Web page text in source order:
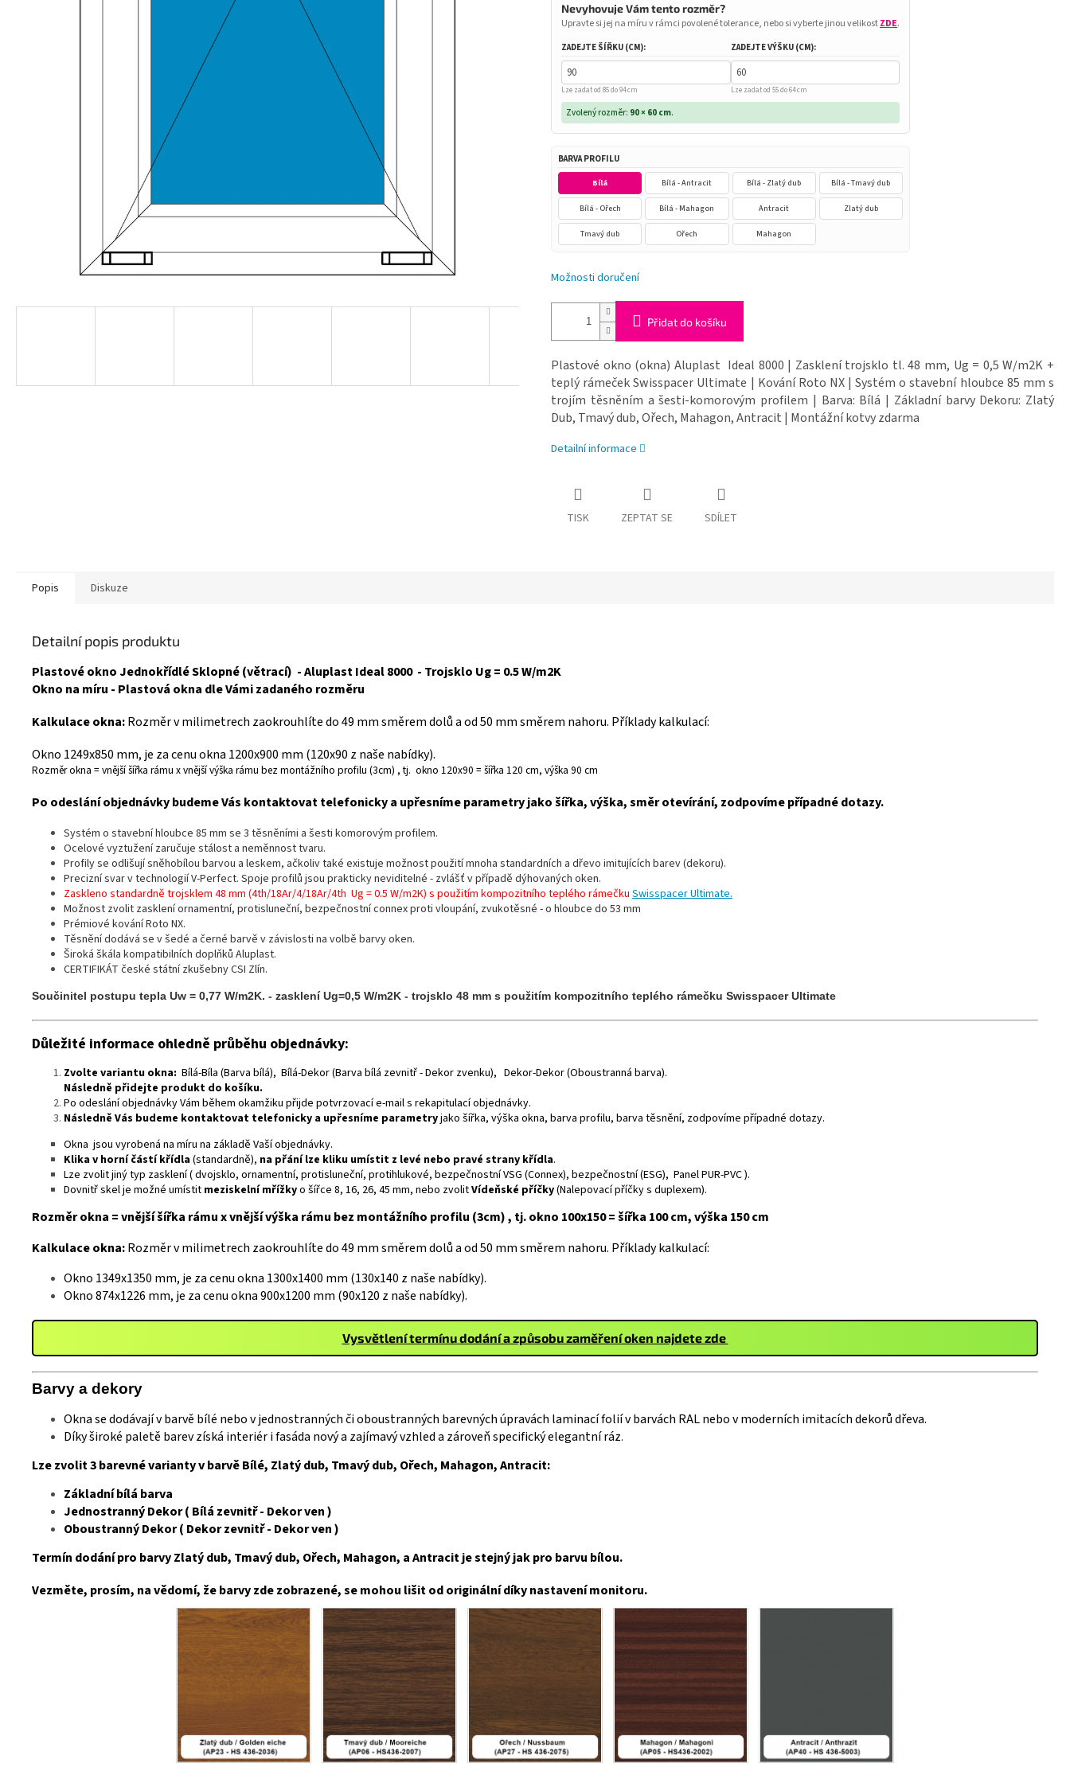
Nevyhovuje Vám tento rozměr?
Upravte si jej na míru v rámci povolené tolerance, nebo si vyberte jinou velikostZDE.
ZADEJTE ŠÍŘKU (CM):
Lze zadat od 85 do 94 cm
ZADEJTE VÝŠKU (CM):
Lze zadat od 55 do 64 cm
Zvolený rozměr: 90 × 60 cm.
BARVA PROFILU
Bílá Bílá - Antracit Bílá - Zlatý dub Bílá - Tmavý dub
Bílá - Ořech Bílá - Mahagon Antracit Zlatý dub
Tmavý dub Ořech Mahagon
Možnosti doručení
Přidat do košíku
Plastové okno (okna) Aluplast Ideal 8000 | Zasklení trojsklo tl. 48 mm, Ug = 0,5 W/m2K +
teplý rámeček Swisspacer Ultimate | Kování Roto NX | Systém o stavební hloubce 85 mm s
trojím těsněním a šesti-komorovým profilem | Barva: Bílá | Základní barvy Dekoru: Zlatý
Dub, Tmavý dub, Ořech, Mahagon, Antracit | Montážní kotvy zdarma
Detailní informace
TISK ZEPTAT SE SDÍLET
Popis Diskuze
Detailní popis produktu
Plastové okno Jednokřídlé Sklopné (větrací) - Aluplast Ideal 8000 - Trojsklo Ug = 0.5 W/m2K
Okno na míru - Plastová okna dle Vámi zadaného rozměru
Kalkulace okna:Rozměr v milimetrech zaokrouhlíte do 49 mm směrem dolů a od 50 mm směrem nahoru. Příklady kalkulací:
Okno 1249x850 mm, je za cenu okna 1200x900 mm (120x90 z naše nabídky).
Rozměr okna = vnější šířka rámu x vnější výška rámu bez montážního profilu (3cm) , tj. okno 120x90 = šířka 120 cm, výška 90 cm
Po odeslání objednávky budeme Vás kontaktovat telefonicky a upřesníme parametry jako šířka, výška, směr otevírání, zodpovíme případné dotazy.
Systém o stavební hloubce 85 mm se 3 těsněními a šesti komorovým profilem.
Ocelové vyztužení zaručuje stálost a neměnnost tvaru.
Profily se odlišují sněhobílou barvou a leskem, ačkoliv také existuje možnost použití mnoha standardních a dřevo imitujících barev (dekoru).
Precizní svar v technologií V-Perfect. Spoje profilů jsou prakticky neviditelné - zvlášť v případě dýhovaných oken.
Zaskleno standardně trojsklem 48 mm (4th/18Ar/4/18Ar/4th Ug = 0.5 W/m2K) s použitím kompozitního teplého rámečku Swisspacer Ultimate.
Možnost zvolit zasklení ornamentní, protisluneční, bezpečnostní connex proti vloupání, zvukotěsné - o hloubce do 53 mm
Prémiové kování Roto NX.
Těsnění dodává se v šedé a černé barvě v závislosti na volbě barvy oken.
Široká škála kompatibilních doplňků Aluplast.
CERTIFIKÁT české státní zkušebny CSI Zlín.
Součinitel postupu tepla Uw = 0,77 W/m2K. - zasklení Ug=0,5 W/m2K - trojsklo 48 mm s použitím kompozitního teplého rámečku Swisspacer Ultimate
Důležité informace ohledně průběhu objednávky:
Zvolte variantu okna: Bílá-Bíla (Barva bílá), Bílá-Dekor (Barva bílá zevnitř - Dekor zvenku), Dekor-Dekor (Oboustranná barva).
Následně přidejte produkt do košíku.
Po odeslání objednávky Vám během okamžiku přijde potvrzovací e-mail s rekapitulací objednávky.
Následně Vás budeme kontaktovat telefonicky a upřesníme parametryjako šířka, výška okna, barva profilu, barva těsnění, zodpovíme případné dotazy.
Okna jsou vyrobená na míru na základě Vaší objednávky.
Klika v horní částí křídla(standardně), na přání lze kliku umístit z levé nebo pravé strany křídla.
Lze zvolit jiný typ zasklení ( dvojsklo, ornamentní, protisluneční, protihlukové, bezpečnostní VSG (Connex), bezpečnostní (ESG), Panel PUR-PVC ).
Dovnitř skel je možné umístit meziskelní mřížkyo šířce 8, 16, 26, 45 mm, nebo zvolitVídeňské příčky(Nalepovací příčky s duplexem).
Rozměr okna = vnější šířka rámu x vnější výška rámu bez montážního profilu (3cm) , tj. okno 100x150 = šířka 100 cm, výška 150 cm
Kalkulace okna:Rozměr v milimetrech zaokrouhlíte do 49 mm směrem dolů a od 50 mm směrem nahoru. Příklady kalkulací:
Okno 1349x1350 mm, je za cenu okna 1300x1400 mm (130x140 z naše nabídky).
Okno 874x1226 mm, je za cenu okna 900x1200 mm (90x120 z naše nabídky).
Vysvětlení termínu dodání a způsobu zaměření oken najdete zde
Barvy a dekory
Okna se dodávají v barvě bílé nebo v jednostranných či oboustranných barevných úpravách laminací folií v barvách RAL nebo v moderních imitacích dekorů dřeva.
Díky široké paletě barev získá interiér i fasáda nový a zajímavý vzhled a zároveň specifický elegantní ráz.
Lze zvolit 3 barevné varianty v barvě Bílé, Zlatý dub, Tmavý dub, Ořech, Mahagon, Antracit:
Základní bílá barva
Jednostranný Dekor ( Bílá zevnitř - Dekor ven )
Oboustranný Dekor ( Dekor zevnitř - Dekor ven )
Termín dodání pro barvy Zlatý dub, Tmavý dub, Ořech, Mahagon, a Antracit je stejný jak pro barvu bílou.
Vezměte, prosím, na vědomí, že barvy zde zobrazené, se mohou lišit od originální díky nastavení monitoru.